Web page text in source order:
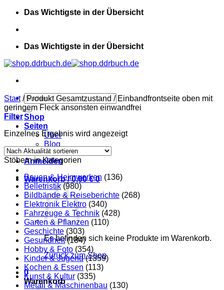
Zum
springen
Das Wichtigste in der Übersicht
Das Wichtigste in der Übersicht
Suchen
nach:
Shop
Seiten
Über
Blog
Anmelden
Warenkorb /0,00€ 0
Es befinden sich keine Produkte im Warenkorb.
Zurück zum Shop
0
Warenkorb
Start /Produkt Gesamtzustand /Einbandfrontseite oben mit
geringem Fleck ansonsten einwandfrei
Filter
Einzelnes Ergebnis wird angezeigt
Stöbern in Kategorien
Bauen & Heimwerken (136)
Belletristik (980)
Bildbände & Reiseberichte (268)
Elektronik Elektro (340)
Fahrzeuge & Technik (428)
Garten & Pflanzen (110)
Geschichte (303)
Gesundheit (184)
Hobby & Foto (354)
Kinder & Jugend (1359)
Kochen & Essen (113)
Kunst & Kultur (335)
Metall & Maschinenbau (130)